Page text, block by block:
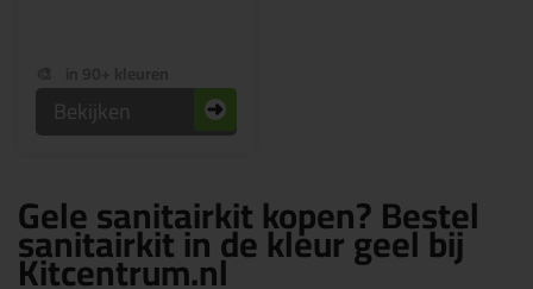
Bekijken
Gele sanitairkit kopen? Bestel
sanitairkit in de kleur geel bij
Kitcentrum.nl